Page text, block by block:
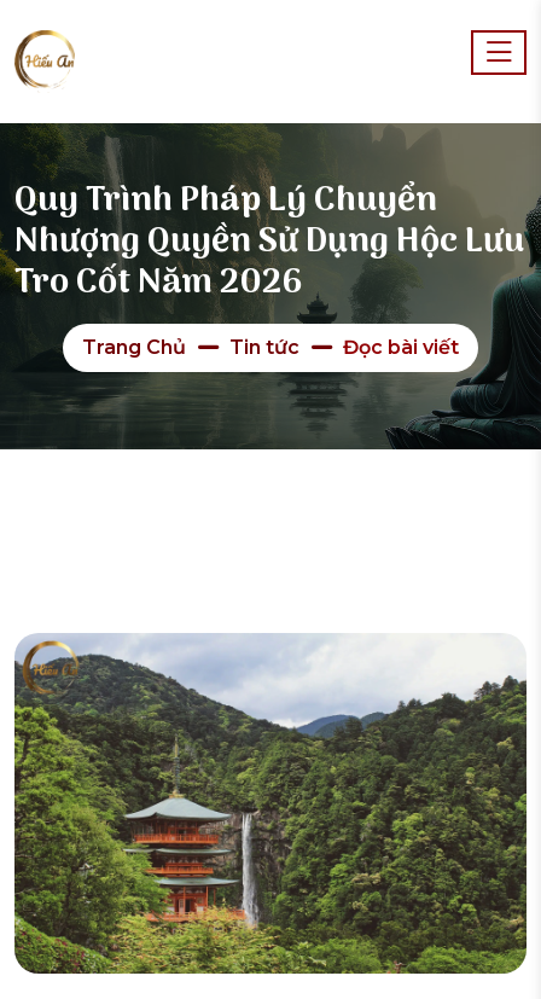
Quy Trình Pháp Lý Chuyển
Nhượng Quyền Sử Dụng Hộc Lưu
Tro Cốt Năm 2026
Trang Chủ Tin tức Đọc bài viết